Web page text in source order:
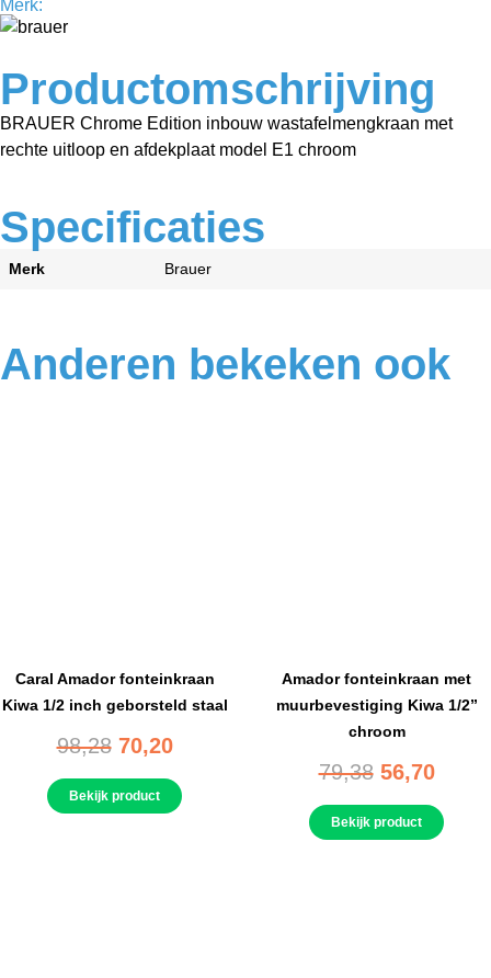
Merk:
Productomschrijving
BRAUER Chrome Edition inbouw wastafelmengkraan met
rechte uitloop en afdekplaat model E1 chroom
Specificaties
Merk Brauer
Anderen bekeken ook
Caral Amador fonteinkraan
Kiwa 1/2 inch geborsteld staal
98,28 70,20
Bekijk product
Amador fonteinkraan met
muurbevestiging Kiwa 1/2”
chroom
79,38 56,70
Bekijk product